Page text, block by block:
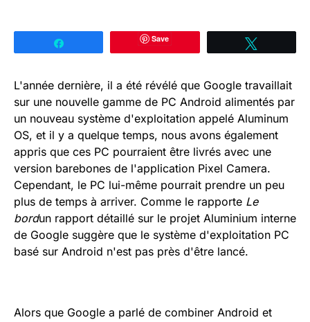
Save
L'année dernière, il a été révélé que Google travaillait
sur une nouvelle gamme de PC Android alimentés par
un nouveau système d'exploitation appelé Aluminum
OS, et il y a quelque temps, nous avons également
appris que ces PC pourraient être livrés avec une
version barebones de l'application Pixel Camera.
Cependant, le PC lui-même pourrait prendre un peu
plus de temps à arriver. Comme le rapporte Le
bordun rapport détaillé sur le projet Aluminium interne
de Google suggère que le système d'exploitation PC
basé sur Android n'est pas près d'être lancé.
Alors que Google a parlé de combiner Android et